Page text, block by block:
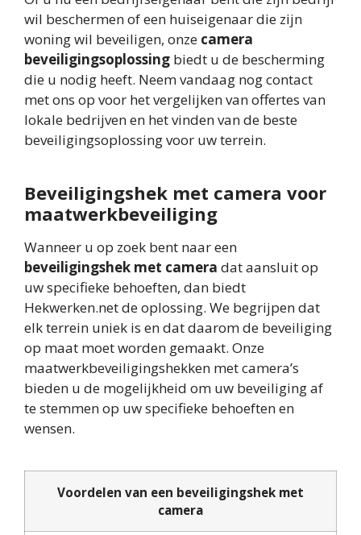
wil beschermen of een huiseigenaar die zijn
woning wil beveiligen, onze camera
beveiligingsoplossing biedt u de bescherming
die u nodig heeft. Neem vandaag nog contact
met ons op voor het vergelijken van offertes van
lokale bedrijven en het vinden van de beste
beveiligingsoplossing voor uw terrein.
Beveiligingshek met camera voor
maatwerkbeveiliging
Wanneer u op zoek bent naar een
beveiligingshek met camera dat aansluit op
uw specifieke behoeften, dan biedt
Hekwerken.net de oplossing. We begrijpen dat
elk terrein uniek is en dat daarom de beveiliging
op maat moet worden gemaakt. Onze
maatwerkbeveiligingshekken met camera’s
bieden u de mogelijkheid om uw beveiliging af
te stemmen op uw specifieke behoeften en
wensen.
Voordelen van een beveiligingshek met
camera